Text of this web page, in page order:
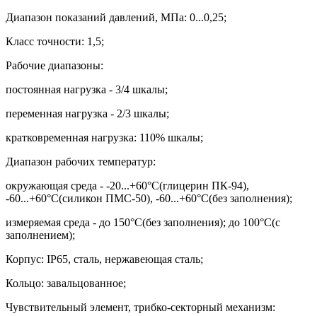
Диапазон показаний давлений, МПа: 0...0,25;
Класс точности: 1,5;
Рабочие диапазоны:
постоянная нагрузка - 3/4 шкалы;
переменная нагрузка - 2/3 шкалы;
кратковременная нагрузка: 110% шкалы;
Диапазон рабочих температур:
окружающая среда - -20...+60°С(глицерин ПК-94),
-60...+60°С(силикон ПМС-50), -60...+60°С(без заполнения);
измеряемая среда - до 150°С(без заполнения); до 100°С(с
заполнением);
Корпус: IP65, сталь, нержавеющая сталь;
Кольцо: завальцованное;
Чувствительный элемент, трибко-секторный механизм: